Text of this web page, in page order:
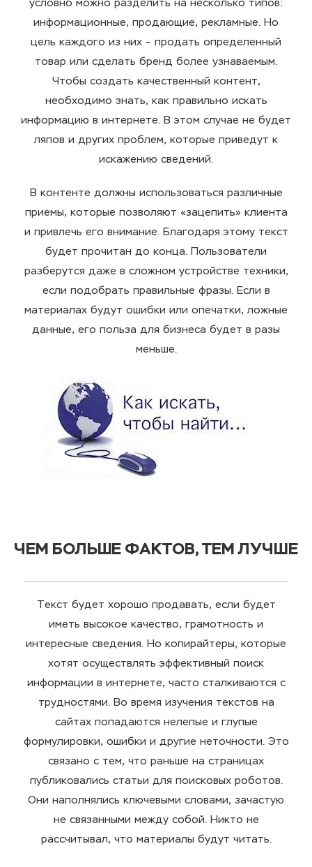
условно можно разделить на несколько типов:
информационные, продающие, рекламные. Но
цель каждого из них – продать определенный
товар или сделать бренд более узнаваемым.
Чтобы создать качественный контент,
необходимо знать, как правильно искать
информацию в интернете. В этом случае не будет
ляпов и других проблем, которые приведут к
искажению сведений.
В контенте должны использоваться различные
приемы, которые позволяют «зацепить» клиента
и привлечь его внимание. Благодаря этому текст
будет прочитан до конца. Пользователи
разберутся даже в сложном устройстве техники,
если подобрать правильные фразы. Если в
материалах будут ошибки или опечатки, ложные
данные, его польза для бизнеса будет в разы
меньше.
ЧЕМ БОЛЬШЕ ФАКТОВ, ТЕМ ЛУЧШЕ
Текст будет хорошо продавать, если будет
иметь высокое качество, грамотность и
интересные сведения. Но копирайтеры, которые
хотят осуществлять эффективный поиск
информации в интернете, часто сталкиваются с
трудностями. Во время изучения текстов на
сайтах попадаются нелепые и глупые
формулировки, ошибки и другие неточности. Это
связано с тем, что раньше на страницах
публиковались статьи для поисковых роботов.
Они наполнялись ключевыми словами, зачастую
не связанными между собой. Никто не
рассчитывал, что материалы будут читать.